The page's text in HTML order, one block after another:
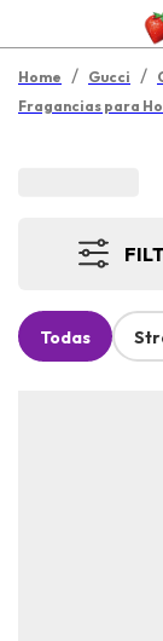
Home / Gucci /
Fragancias para
Todas